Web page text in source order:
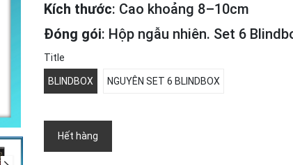
Kích thước: Cao khoảng 8–10cm
Đóng gói: Hộp ngẫu nhiên. Set 6
Title
BLINDBOX NGUYÊN SET 6 BLINDBOX
Hết hàng